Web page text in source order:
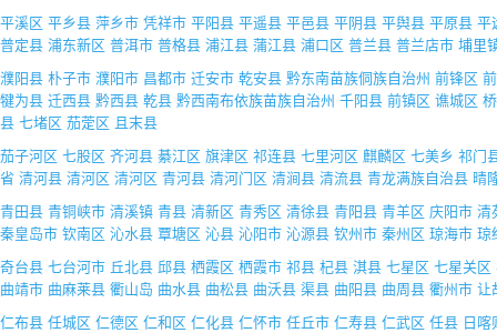
平溪区 平乡县 萍乡市 凭祥市 平阳县 平遥县 平邑县 平阴县 平舆县 平原县 平
普定县 浦东新区 普洱市 普格县 浦江县 蒲江县 浦口区 普兰县 普兰店市 埔里
濮阳县 朴子市 濮阳市 昌都市 迁安市 乾安县 黔东南苗族侗族自治州 前锋区
犍为县 迁西县 黔西县 乾县 黔西南布依族苗族自治州 千阳县 前镇区 谯城区
县 七堵区 茄萣区 且末县
茄子河区 七股区 齐河县 綦江区 旗津区 祁连县 七里河区 麒麟区 七美乡 祁门
省 清河县 清河区 清河区 青河县 清河门区 清涧县 清流县 青龙满族自治县 晴
青田县 青铜峡市 清溪镇 青县 清新区 青秀区 清徐县 青阳县 青羊区 庆阳市 清
秦皇岛市 钦南区 沁水县 覃塘区 沁县 沁阳市 沁源县 钦州市 秦州区 琼海市 琼
奇台县 七台河市 丘北县 邱县 栖霞区 栖霞市 祁县 杞县 淇县 七星区 七星关区
曲靖市 曲麻莱县 衢山岛 曲水县 曲松县 曲沃县 渠县 曲阳县 曲周县 衢州市 让
仁布县 任城区 仁德区 仁和区 仁化县 仁怀市 任丘市 仁寿县 仁武区 任县 日喀